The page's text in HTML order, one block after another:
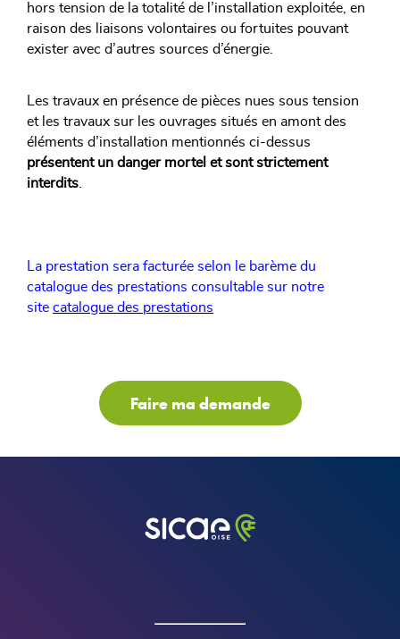
hors tension de la totalité de l’installation exploitée, en
raison des liaisons volontaires ou fortuites pouvant
exister avec d’autres sources d’énergie.
Les travaux en présence de pièces nues sous tension
et les travaux sur les ouvrages situés en amont des
éléments d’installation mentionnés ci-dessus
présentent un danger mortel et sont strictement
interdits
La prestation sera facturée selon le barème du
catalogue des prestations consultable sur notre
site catalogue des prestations
Faire ma demande